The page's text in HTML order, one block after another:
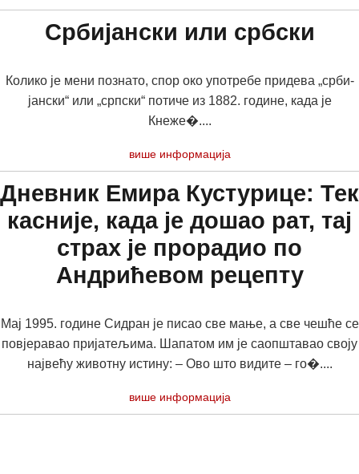
Србијански или србски
Ко­ли­ко је ме­ни по­зна­то, спор око упо­тре­бе при­де­ва „ср­би­
јан­ски“ или „срп­ски“ по­ти­че из 1882. године, када је
Кнеже�....
више информација
Дневник Емира Кустурице: Тек
касније, када је дошао рат, тај
страх је прорадио по
Андрићевом рецепту
Мај 1995. године Сидран је писао све мање, а све чешће се
повјеравао пријатељима. Шапатом им је саопштавао своју
највећу животну истину: – Ово што видите – го�....
више информација